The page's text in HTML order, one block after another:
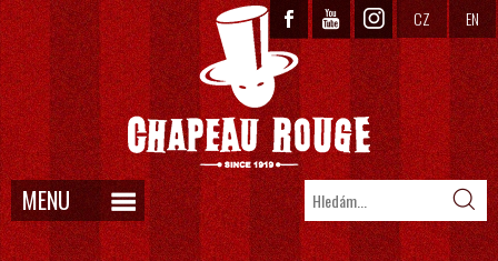
CZ EN
MENU